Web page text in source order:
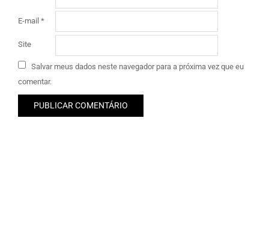
E-mail *
Site
Salvar meus dados neste navegador para a próxima vez que eu
comentar.